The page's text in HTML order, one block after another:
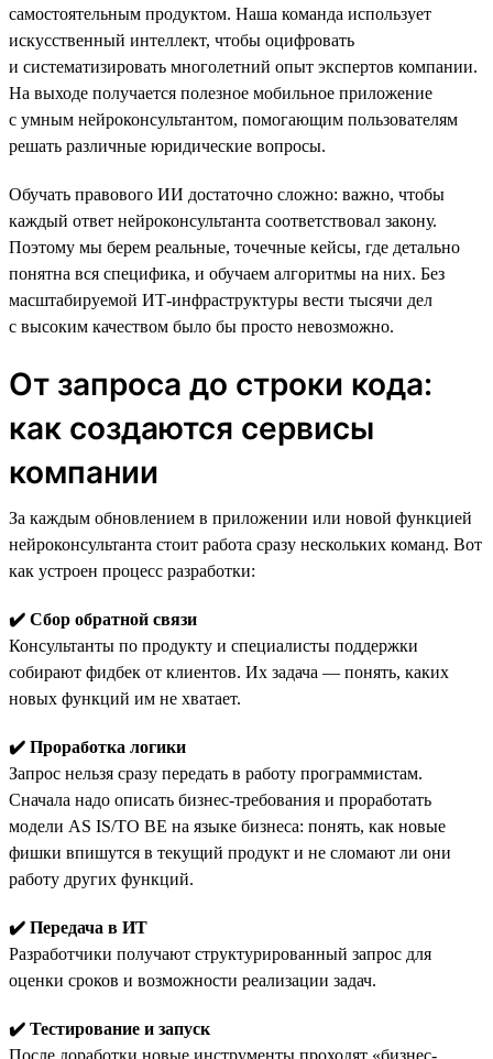
самостоятельным продуктом. Наша команда использует
искусственный интеллект, чтобы оцифровать
и систематизировать многолетний опыт экспертов компании.
На выходе получается полезное мобильное приложение
с умным нейроконсультантом, помогающим пользователям
решать различные юридические вопросы.
Обучать правового ИИ достаточно сложно: важно, чтобы
каждый ответ нейроконсультанта соответствовал закону.
Поэтому мы берем реальные, точечные кейсы, где детально
понятна вся специфика, и обучаем алгоритмы на них. Без
масштабируемой ИТ-инфраструктуры вести тысячи дел
с высоким качеством было бы просто невозможно.
От запроса до строки кода:
как создаются сервисы
компании
За каждым обновлением в приложении или новой функцией
нейроконсультанта стоит работа сразу нескольких команд. Вот
как устроен процесс разработки:
✔️ Сбор обратной связи
Консультанты по продукту и специалисты поддержки
собирают фидбек от клиентов. Их задача — понять, каких
новых функций им не хватает.
✔️ Проработка логики
Запрос нельзя сразу передать в работу программистам.
Сначала надо описать бизнес-требования и проработать
модели AS IS/TO BE на языке бизнеса: понять, как новые
фишки впишутся в текущий продукт и не сломают ли они
работу других функций.
✔️ Передача в ИТ
Разработчики получают структурированный запрос для
оценки сроков и возможности реализации задач.
✔️ Тестирование и запуск
После доработки новые инструменты проходят «бизнес-